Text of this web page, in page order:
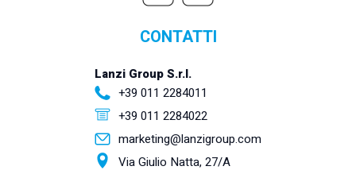
CONTATTI
Lanzi Group S.r.l.
+39 011 2284011
+39 011 2284022
marketing@lanzigroup.com
Via Giulio Natta, 27/A